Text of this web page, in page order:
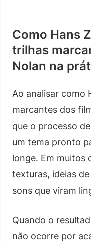
Como Hans
trilhas
Nolan na
Ao analisar como
marcantes dos
que o processo
um tema pronto
longe. Em muitos
texturas, ideias
sons que viram
Quando o
não ocorre por